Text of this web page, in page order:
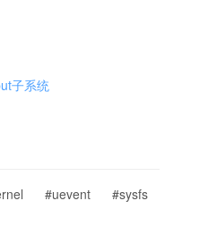
子系统
#uevent
#sysfs